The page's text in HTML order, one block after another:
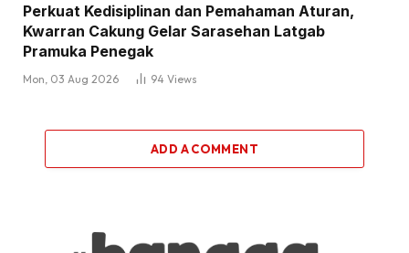
Perkuat Kedisiplinan dan Pemahaman Aturan,
Kwarran Cakung Gelar Sarasehan Latgab
Pramuka Penegak
Mon, 03 Aug 2026 94 Views
ADD A COMMENT